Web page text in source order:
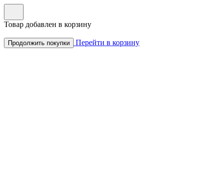
Товар добавлен в корзину
Продолжить покупки Перейти в корзину